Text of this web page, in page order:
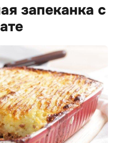
запеканка с